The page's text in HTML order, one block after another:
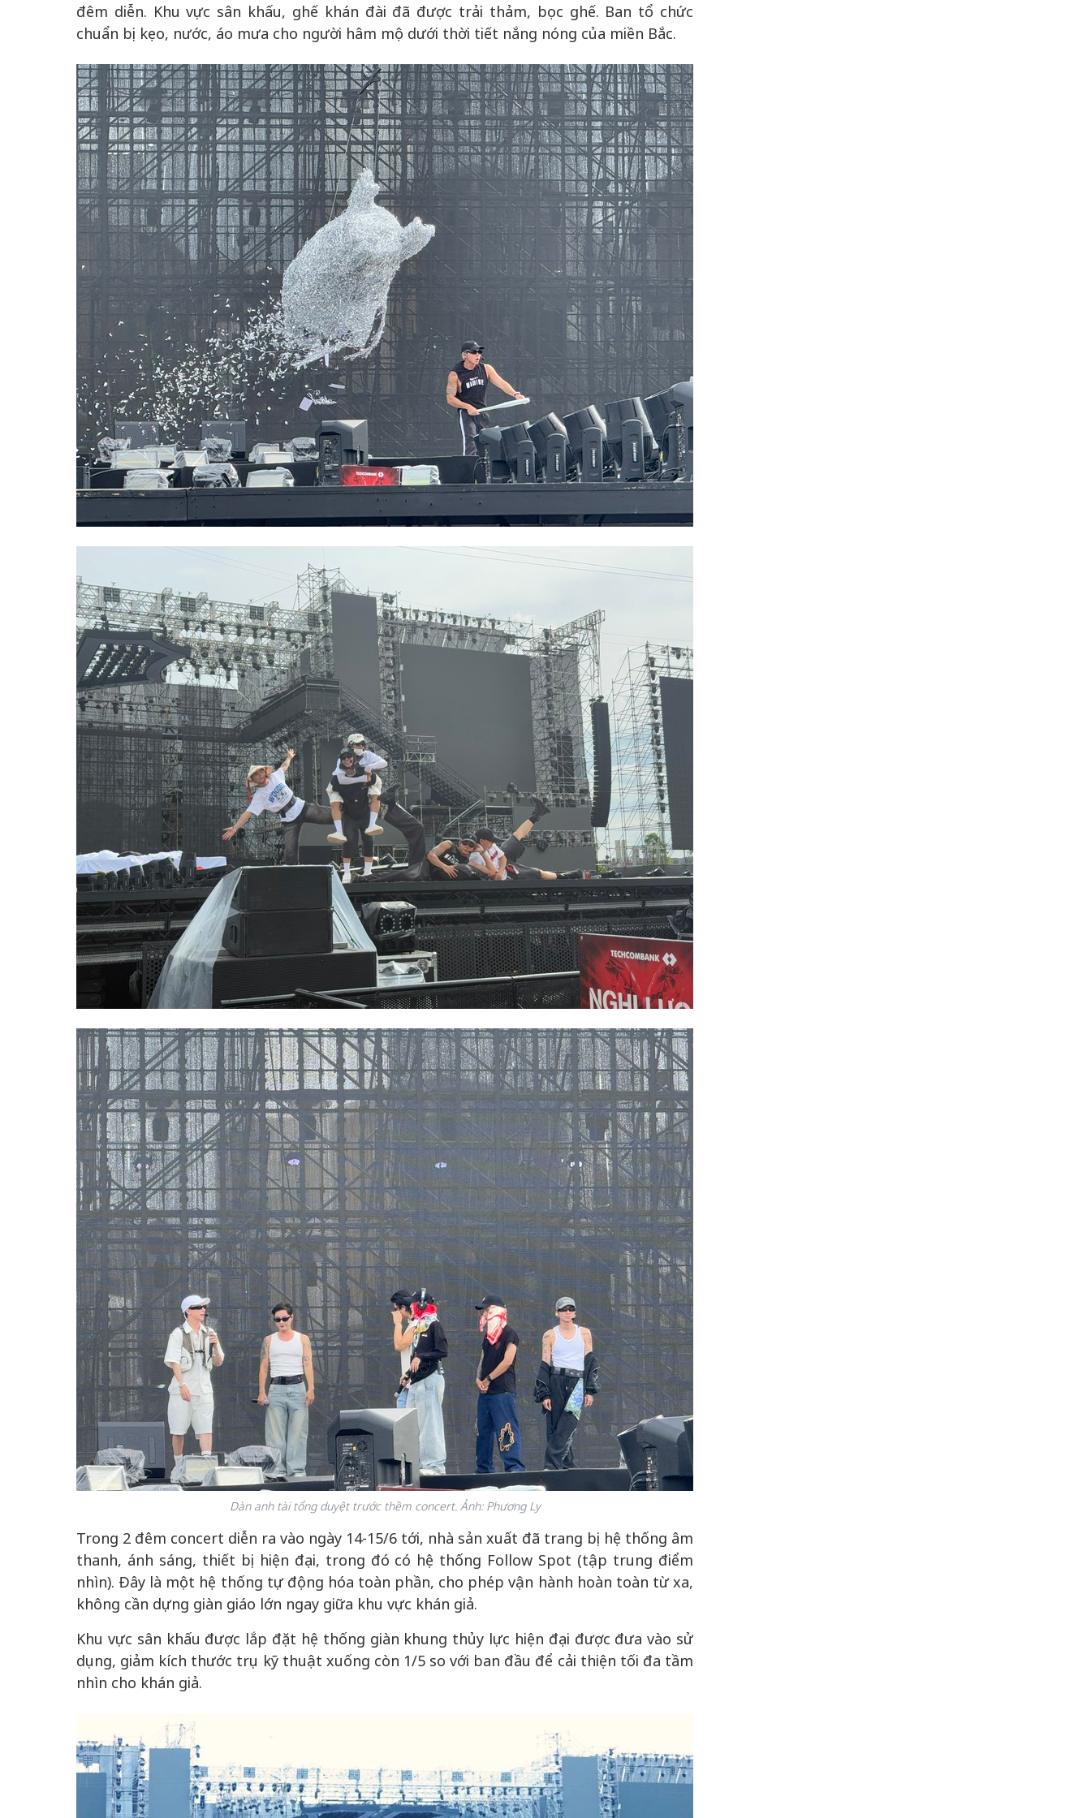
đêm diễn. Khu vực sân khấu, ghế khán đài đã được trải thảm, bọc ghế. Ban tổ chức
chuẩn bị kẹo, nước, áo mưa cho người hâm mộ dưới thời tiết nắng nóng của miền Bắc.
Dàn anh tài tổng duyệt trước thềm concert. Ảnh: Phương Ly
Trong 2 đêm concert diễn ra vào ngày 14-15/6 tới, nhà sản xuất đã trang bị hệ thống âm
thanh, ánh sáng, thiết bị hiện đại, trong đó có hệ thống Follow Spot (tập trung điểm
nhìn). Đây là một hệ thống tự động hóa toàn phần, cho phép vận hành hoàn toàn từ xa,
không cần dựng giàn giáo lớn ngay giữa khu vực khán giả.
Khu vực sân khấu được lắp đặt hệ thống giàn khung thủy lực hiện đại được đưa vào sử
dụng, giảm kích thước trụ kỹ thuật xuống còn 1/5 so với ban đầu để cải thiện tối đa tầm
nhìn cho khán giả.